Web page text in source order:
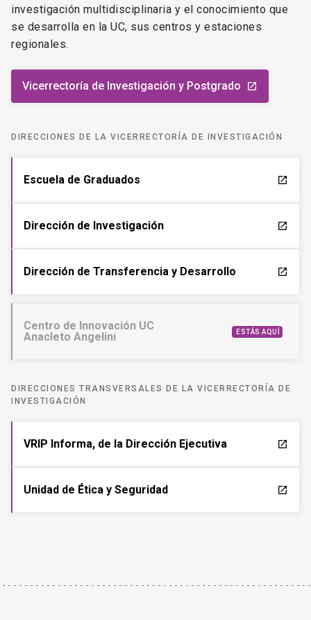
investigación multidisciplinaria y el conocimiento que
se desarrolla en la UC, sus centros y estaciones
regionales.
Vicerrectoría de Investigación y Postgrado launch
DIRECCIONES DE LA VICERRECTORÍA DE INVESTIGACIÓN
Escuela de Graduados launch
Dirección de Investigación launch
Dirección de Transferencia y Desarrollo launch
Centro de Innovación UC
Anacleto Angelini
ESTÁS AQUÍ
DIRECCIONES TRANSVERSALES DE LA VICERRECTORÍA DE
INVESTIGACIÓN
VRIP Informa, de la Dirección Ejecutiva launch
Unidad de Ética y Seguridad launch